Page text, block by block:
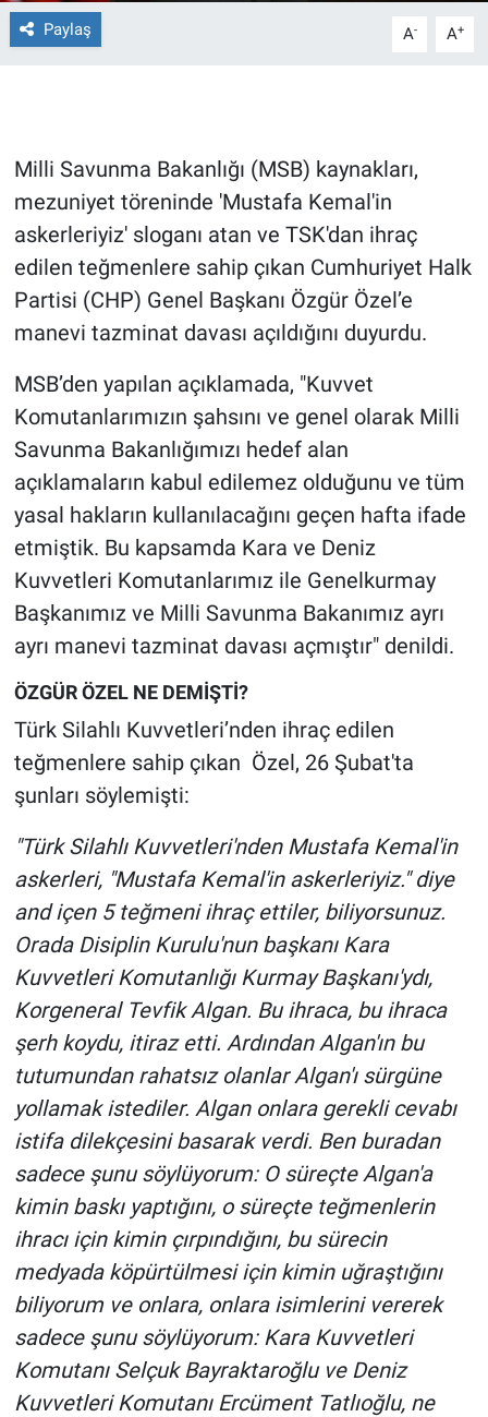
Paylaş A- A+
Milli Savunma Bakanlığı (MSB) kaynakları,
mezuniyet töreninde 'Mustafa Kemal'in
askerleriyiz' sloganı atan ve TSK'dan ihraç
edilen teğmenlere sahip çıkan Cumhuriyet Halk
Partisi (CHP) Genel Başkanı Özgür Özel’e
manevi tazminat davası açıldığını duyurdu.
MSB’den yapılan açıklamada, "Kuvvet
Komutanlarımızın şahsını ve genel olarak Milli
Savunma Bakanlığımızı hedef alan
açıklamaların kabul edilemez olduğunu ve tüm
yasal hakların kullanılacağını geçen hafta ifade
etmiştik. Bu kapsamda Kara ve Deniz
Kuvvetleri Komutanlarımız ile Genelkurmay
Başkanımız ve Milli Savunma Bakanımız ayrı
ayrı manevi tazminat davası açmıştır" denildi.
ÖZGÜR ÖZEL NE DEMİŞTİ?
Türk Silahlı Kuvvetleri’nden ihraç edilen
teğmenlere sahip çıkan Özel, 26 Şubat'ta
şunları söylemişti:
"Türk Silahlı Kuvvetleri'nden Mustafa Kemal'in
askerleri, "Mustafa Kemal'in askerleriyiz." diye
and içen 5 teğmeni ihraç ettiler, biliyorsunuz.
Orada Disiplin Kurulu'nun başkanı Kara
Kuvvetleri Komutanlığı Kurmay Başkanı'ydı,
Korgeneral Tevfik Algan. Bu ihraca, bu ihraca
şerh koydu, itiraz etti. Ardından Algan'ın bu
tutumundan rahatsız olanlar Algan'ı sürgüne
yollamak istediler. Algan onlara gerekli cevabı
istifa dilekçesini basarak verdi. Ben buradan
sadece şunu söylüyorum: O süreçte Algan'a
kimin baskı yaptığını, o süreçte teğmenlerin
ihracı için kimin çırpındığını, bu sürecin
medyada köpürtülmesi için kimin uğraştığını
biliyorum ve onlara, onlara isimlerini vererek
sadece şunu söylüyorum: Kara Kuvvetleri
Komutanı Selçuk Bayraktaroğlu ve Deniz
Kuvvetleri Komutanı Ercüment Tatlıoğlu, ne
Gün Ortası
Günün görüntüsü
Haber
İlan
Kimdir
Koronavirüs
Ne demişti
Nedir
Programlar
Spor
Türkiye'nin Geleceği
Türkiye'nin Gündemi
Yerel Gündem
Yerel Yaşam
Canlı Yayın